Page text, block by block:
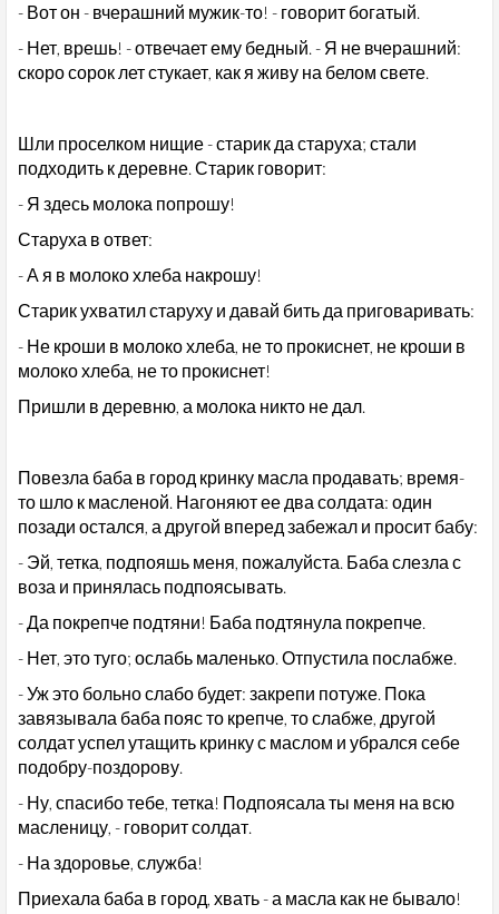
- Вот он - вчерашний мужик-то! - говорит богатый.
- Нет, врешь! - отвечает ему бедный. - Я не вчерашний:
скоро сорок лет стукает, как я живу на белом свете.
Шли проселком нищие - старик да старуха; стали
подходить к деревне. Старик говорит:
- Я здесь молока попрошу!
Старуха в ответ:
- А я в молоко хлеба накрошу!
Старик ухватил старуху и давай бить да приговаривать:
- Не кроши в молоко хлеба, не то прокиснет, не кроши в
молоко хлеба, не то прокиснет!
Пришли в деревню, а молока никто не дал.
Повезла баба в город кринку масла продавать; время-
то шло к масленой. Нагоняют ее два солдата: один
позади остался, а другой вперед забежал и просит бабу:
- Эй, тетка, подпояшь меня, пожалуйста. Баба слезла с
воза и принялась подпоясывать.
- Да покрепче подтяни! Баба подтянула покрепче.
- Нет, это туго; ослабь маленько. Отпустила послабже.
- Уж это больно слабо будет: закрепи потуже. Пока
завязывала баба пояс то крепче, то слабже, другой
солдат успел утащить кринку с маслом и убрался себе
подобру-поздорову.
- Ну, спасибо тебе, тетка! Подпоясала ты меня на всю
масленицу, - говорит солдат.
- На здоровье, служба!
Приехала баба в город, хвать - а масла как не бывало!